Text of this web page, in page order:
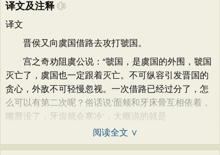
译文及注释
译文
晋侯又向虞国借路去攻打虢国。
宫之奇劝阻虞公说：“虢国，是虞国的外围，虢国
灭亡了，虞国也一定跟着灭亡。不可纵容引发晋国的
贪心，外敌不可轻慢忽视。一次借路已经过分了，怎
么可以有第二次呢？俗话说‘面颊和牙床骨互相依着，
嘴唇没了，牙齿就会寒冷’，大概说的就是
阅读全文 ∨